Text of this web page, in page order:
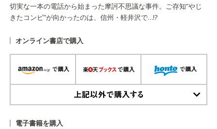
切実な一本の電話から始まった摩訶不思議な事件。ご存知“やじ
きたコンビ”が向かったのは、信州・軽井沢で…!?
オンライン書店で購入
電子書籍を購入